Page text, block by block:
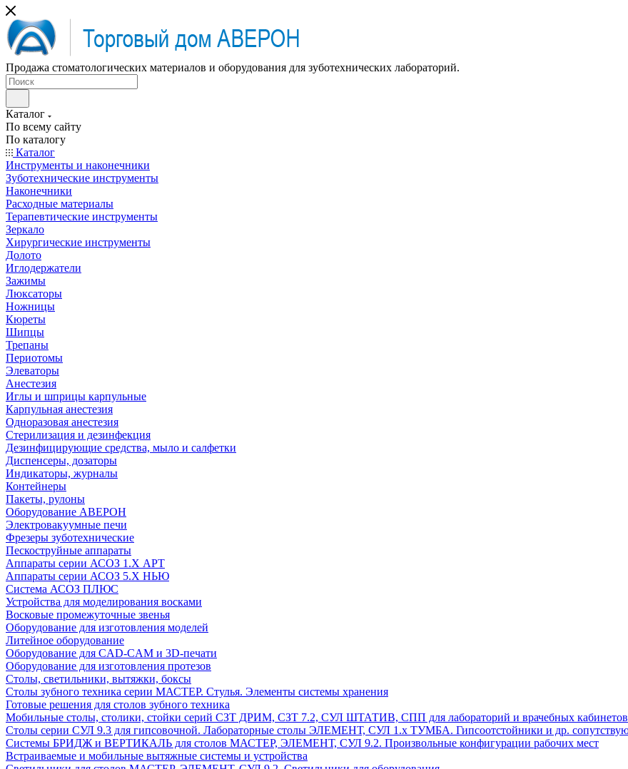
Продажа стоматологических материалов и оборудования для зуботехнических лабораторий.
Каталог
По всему сайту
По каталогу
Каталог
Инструменты и наконечники
Зуботехнические инструменты
Наконечники
Расходные материалы
Терапевтические инструменты
Зеркало
Хирургические инструменты
Долото
Иглодержатели
Зажимы
Люксаторы
Ножницы
Кюреты
Шипцы
Трепаны
Периотомы
Элеваторы
Анестезия
Иглы и шприцы карпульные
Карпульная анестезия
Одноразовая анестезия
Стерилизация и дезинфекция
Дезинфицирующие средства, мыло и салфетки
Диспенсеры, дозаторы
Индикаторы, журналы
Контейнеры
Пакеты, рулоны
Оборудование АВЕРОН
Электровакуумные печи
Фрезеры зуботехнические
Пескоструйные аппараты
Аппараты серии АСОЗ 1.Х АРТ
Аппараты серии АСОЗ 5.Х НЬЮ
Система АСОЗ ПЛЮС
Устройства для моделирования восками
Восковые промежуточные звенья
Оборудование для изготовления моделей
Литейное оборудование
Оборудование для CAD-CAM и 3D-печати
Оборудование для изготовления протезов
Cтолы, светильники, вытяжки, боксы
Столы зубного техника серии МАСТЕР. Стулья. Элементы системы хранения
Готовые решения для столов зубного техника
Мобильные столы, столики, стойки серий СЗТ ДРИМ, СЗТ 7.2, СУЛ ШТАТИВ, СПП для лабораторий и врачебных кабинетов
Столы серии СУЛ 9.3 для гипсовочной. Лабораторные столы ЭЛЕМЕНТ, СУЛ 1.х ТУМБА. Гипсоотстойники и др.
Системы БРИДЖ и ВЕРТИКАЛЬ для столов МАСТЕР, ЭЛЕМЕНТ, СУЛ 9.2. Произвольные конфигурации рабочих мест
Встраиваемые и мобильные вытяжные системы и устройства